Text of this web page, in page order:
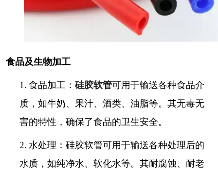
食品及生物加工
1. 食品加工：硅胶软管可用于输送各种食品介
质，如牛奶、果汁、酒类、油脂等。其无毒无
害的特性，确保了食品的卫生安全。
2. 水处理：硅胶软管可用于输送各种处理后的
水质，如纯净水、软化水等。其耐腐蚀、耐老